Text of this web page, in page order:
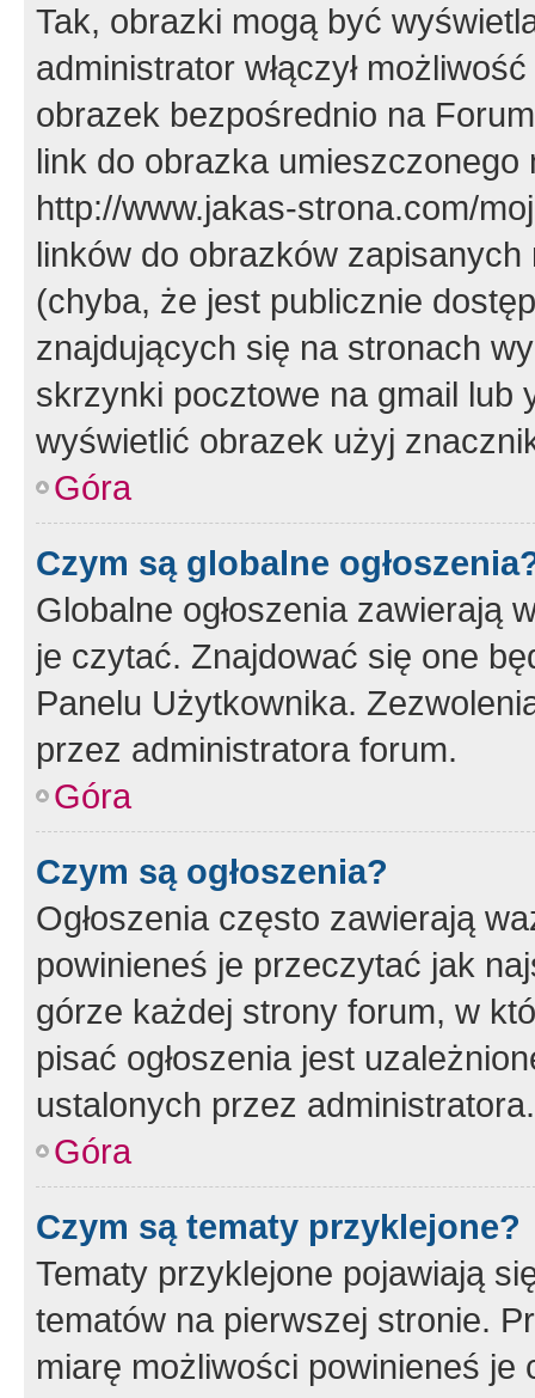
Tak, obrazki mogą być
administrator włączył
obrazek bezpośrednio na
link do obrazka
http://www.jakas-strona.com/
linków do obrazków
(chyba, że jest publicznie
znajdujących się na stronach
skrzynki pocztowe na gmail lub
wyświetlić obrazek użyj
Góra
Czym są globalne
Globalne ogłoszenia zawierają
je czytać. Znajdować się one
Panelu Użytkownika.
przez administratora forum.
Góra
Czym są ogłoszenia?
Ogłoszenia często zawierają
powinieneś je przeczytać jak
górze każdej strony forum, w
pisać ogłoszenia jest
ustalonych przez administratora.
Góra
Czym są tematy przyklejone?
Tematy przyklejone pojawiają
tematów na pierwszej stronie.
miarę możliwości powinieneś je